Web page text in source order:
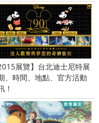
2015展覽】台北迪士尼特展
、時間、地點、官方活動
！